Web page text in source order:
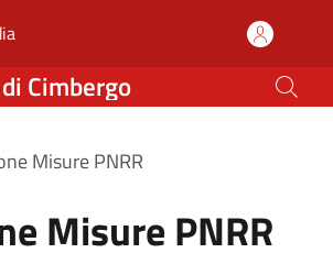
Misure
(apre in un'altra scheda).
Cimbergo
Misure PNRR
Misure PNRR